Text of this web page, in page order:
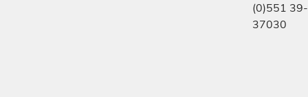
(0)551 39-
37030